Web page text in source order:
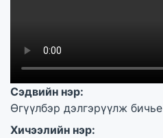
Сэдвийн нэр:
Өгүүлбэр дэлгэрүүлж бичье
Хичээлийн нэр: